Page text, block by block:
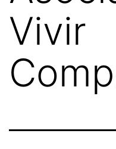
Vivir